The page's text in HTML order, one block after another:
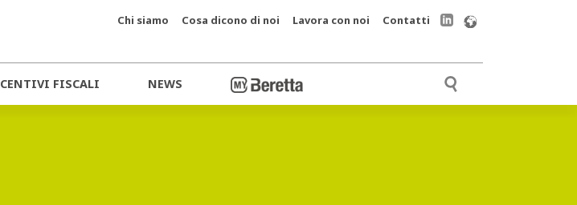
FISCALI NEWS
Chi siamo Cosa dicono di noi Lavora con noi Contatti